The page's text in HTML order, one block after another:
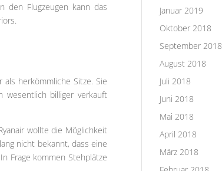
den Flugzeugen kann das
herkömmliche Sitze. Sie
wesentlich billiger verkauft
wollte die Möglichkeit
nicht bekannt, dass eine
Frage kommen Stehplätze
Januar 2019
Oktober 2018
September 2018
August 2018
Juli 2018
Juni 2018
Mai 2018
April 2018
März 2018